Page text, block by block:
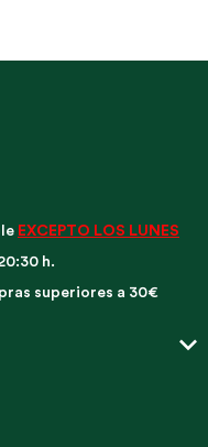
EXCEPTO LOS LUNES
h.
superiores a 30€
